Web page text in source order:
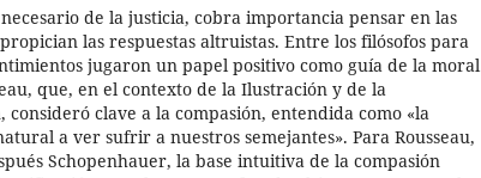
de la justicia, cobra importancia pensar en las
las respuestas altruistas. Entre los filósofos para
jugaron un papel positivo como guía de la moral
que, en el contexto de la Ilustración y de la
consideró clave a la compasión, entendida como «la
a ver sufrir a nuestros semejantes». Para Rousseau,
Schopenhauer, la base intuitiva de la compasión